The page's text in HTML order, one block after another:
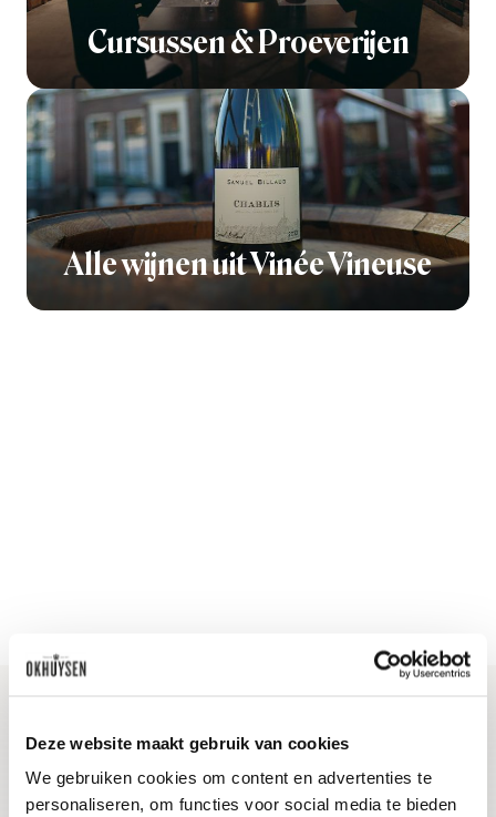
Deze website maakt gebruik van cookies
We gebruiken cookies om content en advertenties te
personaliseren, om functies voor social media te bieden
Cursussen & Proeverijen
Alle wijnen uit Vinée Vineuse
Blijf op de hoogte
Ontvang het laatste wijnnieuws, proeverijen en
evenementen